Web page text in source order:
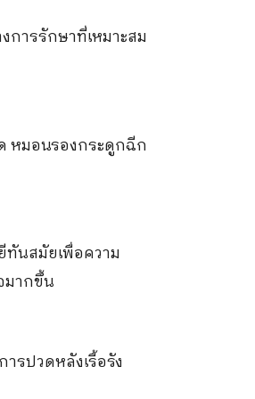
การรักษาที่เหมาะสม
หมอนรองกระดูกฉีก
ทันสมัยเพื่อความ
มากขึ้น
รปวดหลังเรื้อรัง